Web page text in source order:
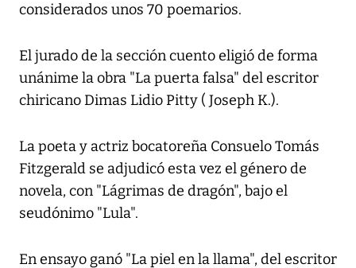
considerados unos 70 poemarios.
El jurado de la sección cuento eligió de forma
unánime la obra "La puerta falsa" del escritor
chiricano Dimas Lidio Pitty ( Joseph K.).
La poeta y actriz bocatoreña Consuelo Tomás
Fitzgerald se adjudicó esta vez el género de
novela, con "Lágrimas de dragón", bajo el
seudónimo "Lula".
En ensayo ganó "La piel en la llama", del escritor